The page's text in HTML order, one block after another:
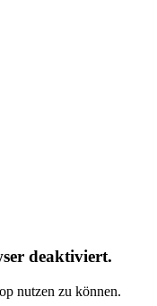
deaktiviert.
nutzen zu können.